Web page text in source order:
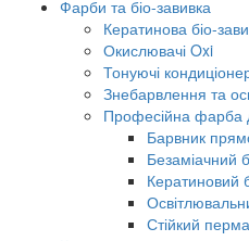
Фарби та біо-завивка
Кератинова біо-
Окислювачі Oxi
Тонуючі
Знебарвлення та
Професійна фарба
Барвник
Безаміачний
Кератиновий
Стійкий